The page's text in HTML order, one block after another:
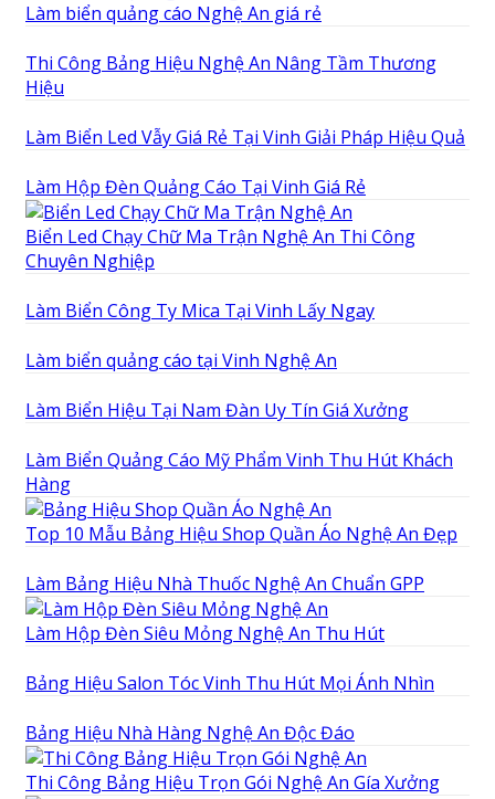
Làm biển quảng cáo Nghệ An giá rẻ
Thi Công Bảng Hiệu Nghệ An Nâng Tầm Thương
Hiệu
Làm Biển Led Vẫy Giá Rẻ Tại Vinh Giải Pháp Hiệu Quả
Làm Hộp Đèn Quảng Cáo Tại Vinh Giá Rẻ
Biển Led Chạy Chữ Ma Trận Nghệ An Thi Công
Chuyên Nghiệp
Làm Biển Công Ty Mica Tại Vinh Lấy Ngay
Làm biển quảng cáo tại Vinh Nghệ An
Làm Biển Hiệu Tại Nam Đàn Uy Tín Giá Xưởng
Làm Biển Quảng Cáo Mỹ Phẩm Vinh Thu Hút Khách
Hàng
Top 10 Mẫu Bảng Hiệu Shop Quần Áo Nghệ An Đẹp
Làm Bảng Hiệu Nhà Thuốc Nghệ An Chuẩn GPP
Làm Hộp Đèn Siêu Mỏng Nghệ An Thu Hút
Bảng Hiệu Salon Tóc Vinh Thu Hút Mọi Ánh Nhìn
Bảng Hiệu Nhà Hàng Nghệ An Độc Đáo
Thi Công Bảng Hiệu Trọn Gói Nghệ An Gía Xưởng